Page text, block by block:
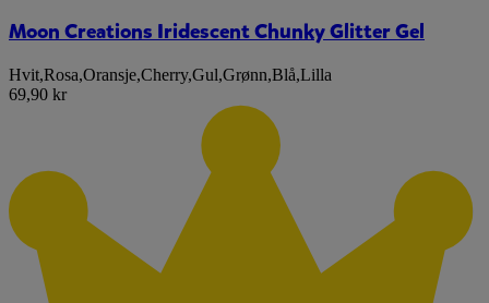
Moon Creations Iridescent Chunky Glitter Gel
Hvit,Rosa,Oransje,Cherry,Gul,Grønn,Blå,Lilla
69,90 kr